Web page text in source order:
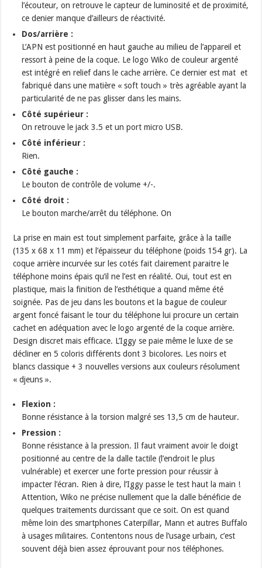
l’écouteur, on retrouve le capteur de luminosité et de proximité,
ce denier manque d’ailleurs de réactivité.
Dos/arrière :
L’APN est positionné en haut gauche au milieu de l’appareil et
ressort à peine de la coque. Le logo Wiko de couleur argenté
est intégré en relief dans le cache arrière. Ce dernier est mat et
fabriqué dans une matière « soft touch » très agréable ayant la
particularité de ne pas glisser dans les mains.
Côté supérieur :
On retrouve le jack 3.5 et un port micro USB.
Côté inférieur :
Rien.
Côté gauche :
Le bouton de contrôle de volume +/-.
Côté droit :
Le bouton marche/arrêt du téléphone. On
La prise en main est tout simplement parfaite, grâce à la taille
(135 x 68 x 11 mm) et l’épaisseur du téléphone (poids 154 gr). La
coque arrière incurvée sur les cotés fait clairement paraitre le
téléphone moins épais qu’il ne l’est en réalité. Oui, tout est en
plastique, mais la finition de l’esthétique a quand même été
soignée. Pas de jeu dans les boutons et la bague de couleur
argent foncé faisant le tour du téléphone lui procure un certain
cachet en adéquation avec le logo argenté de la coque arrière.
Design discret mais efficace. L’Iggy se paie même le luxe de se
décliner en 5 coloris différents dont 3 bicolores. Les noirs et
blancs classique + 3 nouvelles versions aux couleurs résolument
« djeuns ».
Flexion :
Bonne résistance à la torsion malgré ses 13,5 cm de hauteur.
Pression :
Bonne résistance à la pression. Il faut vraiment avoir le doigt
positionné au centre de la dalle tactile (l’endroit le plus
vulnérable) et exercer une forte pression pour réussir à
impacter l’écran. Rien à dire, l’Iggy passe le test haut la main !
Attention, Wiko ne précise nullement que la dalle bénéficie de
quelques traitements durcissant que ce soit. On est quand
même loin des smartphones Caterpillar, Mann et autres Buffalo
à usages militaires. Contentons nous de l’usage urbain, c’est
souvent déjà bien assez éprouvant pour nos téléphones.